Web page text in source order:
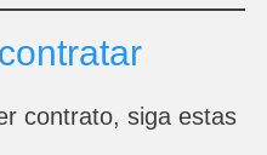
contrato, siga estas